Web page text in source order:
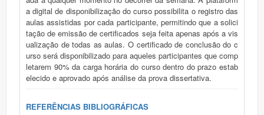
a digital de disponibilização do curso possibilita o registro das
aulas assistidas por cada participante, permitindo que a solici
tação de emissão de certificados seja feita apenas após a vis
ualização de todas as aulas. O certificado de conclusão do c
urso será disponibilizado para aqueles participantes que comp
letarem 90% da carga horária do curso dentro do prazo estab
elecido e aprovado após análise da prova dissertativa.
REFERÊNCIAS BIBLIOGRÁFICAS